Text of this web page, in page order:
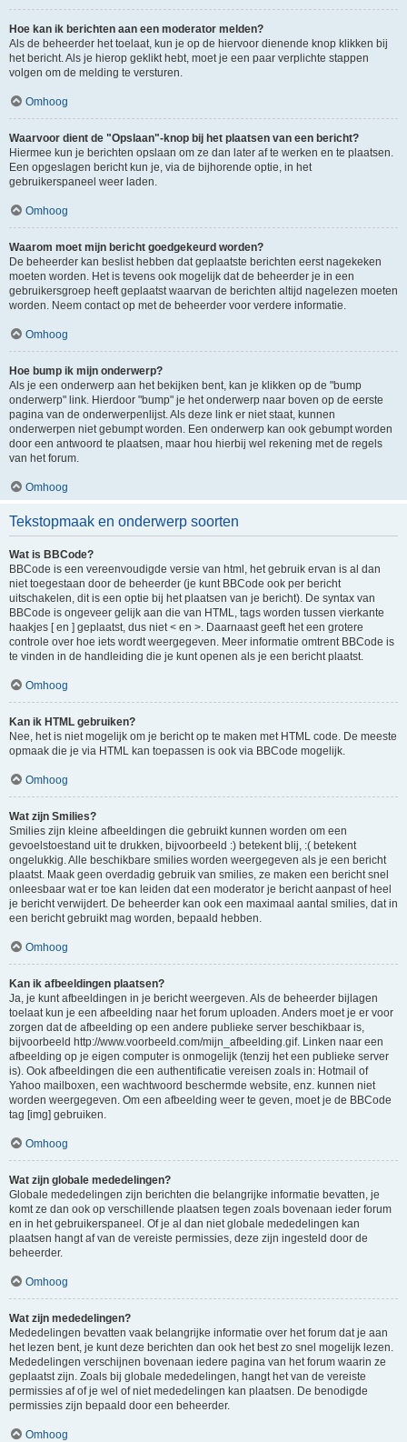
Hoe kan ik berichten aan een moderator melden?
Als de beheerder het toelaat, kun je op de hiervoor dienende knop klikken bij
het bericht. Als je hierop geklikt hebt, moet je een paar verplichte stappen
volgen om de melding te versturen.
Omhoog
Waarvoor dient de "Opslaan"-knop bij het plaatsen van een bericht?
Hiermee kun je berichten opslaan om ze dan later af te werken en te plaatsen.
Een opgeslagen bericht kun je, via de bijhorende optie, in het
gebruikerspaneel weer laden.
Omhoog
Waarom moet mijn bericht goedgekeurd worden?
De beheerder kan beslist hebben dat geplaatste berichten eerst nagekeken
moeten worden. Het is tevens ook mogelijk dat de beheerder je in een
gebruikersgroep heeft geplaatst waarvan de berichten altijd nagelezen moeten
worden. Neem contact op met de beheerder voor verdere informatie.
Omhoog
Hoe bump ik mijn onderwerp?
Als je een onderwerp aan het bekijken bent, kan je klikken op de "bump
onderwerp" link. Hierdoor "bump" je het onderwerp naar boven op de eerste
pagina van de onderwerpenlijst. Als deze link er niet staat, kunnen
onderwerpen niet gebumpt worden. Een onderwerp kan ook gebumpt worden
door een antwoord te plaatsen, maar hou hierbij wel rekening met de regels
van het forum.
Omhoog
Tekstopmaak en onderwerp soorten
Wat is BBCode?
BBCode is een vereenvoudigde versie van html, het gebruik ervan is al dan
niet toegestaan door de beheerder (je kunt BBCode ook per bericht
uitschakelen, dit is een optie bij het plaatsen van je bericht). De syntax van
BBCode is ongeveer gelijk aan die van HTML, tags worden tussen vierkante
haakjes [ en ] geplaatst, dus niet < en >. Daarnaast geeft het een grotere
controle over hoe iets wordt weergegeven. Meer informatie omtrent BBCode is
te vinden in de handleiding die je kunt openen als je een bericht plaatst.
Omhoog
Kan ik HTML gebruiken?
Nee, het is niet mogelijk om je bericht op te maken met HTML code. De meeste
opmaak die je via HTML kan toepassen is ook via BBCode mogelijk.
Omhoog
Wat zijn Smilies?
Smilies zijn kleine afbeeldingen die gebruikt kunnen worden om een
gevoelstoestand uit te drukken, bijvoorbeeld :) betekent blij, :( betekent
ongelukkig. Alle beschikbare smilies worden weergegeven als je een bericht
plaatst. Maak geen overdadig gebruik van smilies, ze maken een bericht snel
onleesbaar wat er toe kan leiden dat een moderator je bericht aanpast of heel
je bericht verwijdert. De beheerder kan ook een maximaal aantal smilies, dat in
een bericht gebruikt mag worden, bepaald hebben.
Omhoog
Kan ik afbeeldingen plaatsen?
Ja, je kunt afbeeldingen in je bericht weergeven. Als de beheerder bijlagen
toelaat kun je een afbeelding naar het forum uploaden. Anders moet je er voor
zorgen dat de afbeelding op een andere publieke server beschikbaar is,
bijvoorbeeld http://www.voorbeeld.com/mijn_afbeelding.gif. Linken naar een
afbeelding op je eigen computer is onmogelijk (tenzij het een publieke server
is). Ook afbeeldingen die een authentificatie vereisen zoals in: Hotmail of
Yahoo mailboxen, een wachtwoord beschermde website, enz. kunnen niet
worden weergegeven. Om een afbeelding weer te geven, moet je de BBCode
tag [img] gebruiken.
Omhoog
Wat zijn globale mededelingen?
Globale mededelingen zijn berichten die belangrijke informatie bevatten, je
komt ze dan ook op verschillende plaatsen tegen zoals bovenaan ieder forum
en in het gebruikerspaneel. Of je al dan niet globale mededelingen kan
plaatsen hangt af van de vereiste permissies, deze zijn ingesteld door de
beheerder.
Omhoog
Wat zijn mededelingen?
Mededelingen bevatten vaak belangrijke informatie over het forum dat je aan
het lezen bent, je kunt deze berichten dan ook het best zo snel mogelijk lezen.
Mededelingen verschijnen bovenaan iedere pagina van het forum waarin ze
geplaatst zijn. Zoals bij globale mededelingen, hangt het van de vereiste
permissies af of je wel of niet mededelingen kan plaatsen. De benodigde
permissies zijn bepaald door een beheerder.
Omhoog